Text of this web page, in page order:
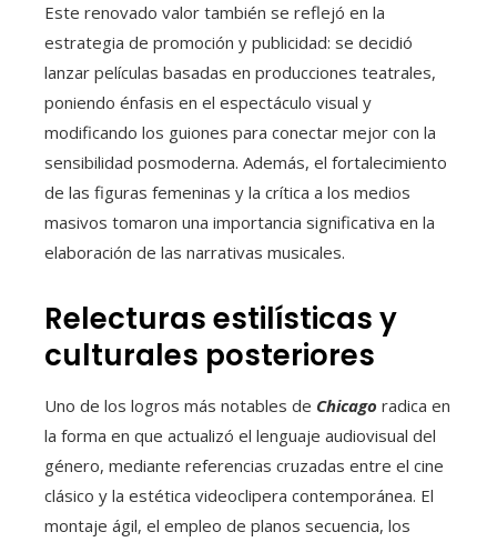
Este renovado valor también se reflejó en la
estrategia de promoción y publicidad: se decidió
lanzar películas basadas en producciones teatrales,
poniendo énfasis en el espectáculo visual y
modificando los guiones para conectar mejor con la
sensibilidad posmoderna. Además, el fortalecimiento
de las figuras femeninas y la crítica a los medios
masivos tomaron una importancia significativa en la
elaboración de las narrativas musicales.
Relecturas estilísticas y
culturales posteriores
Uno de los logros más notables de Chicago radica en
la forma en que actualizó el lenguaje audiovisual del
género, mediante referencias cruzadas entre el cine
clásico y la estética videoclipera contemporánea. El
montaje ágil, el empleo de planos secuencia, los